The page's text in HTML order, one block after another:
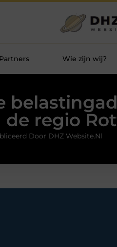
Partners Wie zijn wij?
de regio
Door DHZ Website.nl